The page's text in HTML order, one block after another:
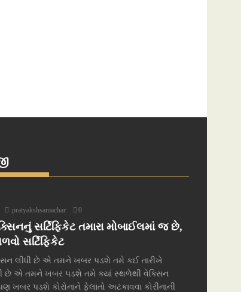
pratyakshsamachar 0
સર્ટિફિકેટ તમારા મોબાઈલમાં જ છે,
સર્ટિફિકેટ
લીધી છે એ તમને ખબર પડશે તમે કઈ તારીખે
છે એ તમને ખબર પડશે તમે ક્યાં સ્થળેથી વેક્સિન
ખબર પડશે કોરોનાને ફેલાતો અટકાવવા કોરીનાની